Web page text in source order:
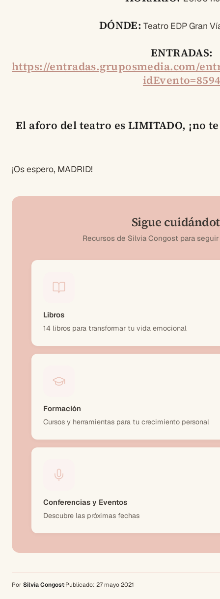
DÓNDE: Teatro EDP Gran
ENTRADAS:
https://entradas.gruposmedia.com/
El aforo del teatro es LIMITADO, ¡no
¡Os espero, MADRID!
Sigue
Recursos de Silvia Congost para
Libros
14 libros para transformar tu vida emocional
Formación
Cursos y herramientas para tu crecimiento personal
Conferencias y Eventos
Descubre las próximas fechas
Por Silvia Congost·Publicado: 27 mayo 2021